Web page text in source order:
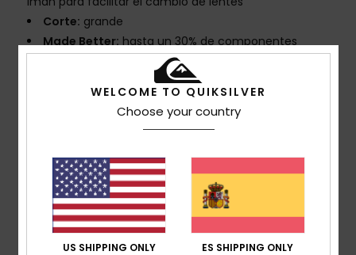
Corte: grande
Made Better:hasta un 30% de componentes
naturales o materia prima reciclada
montura sin barniz ni pintura de 15%
componentes naturales con 85% inyección de TPU
60% nailon reciclado, 20% poliéster y 20%
confort:espuma de doble densidad y polar en
contacto con la cara para un máximo confort
Correa ancha con silicona en el reverso para mejor
adherencia
WELCOME TO QUIKSILVER
Choose your country
US SHIPPING ONLY ES SHIPPING ONLY